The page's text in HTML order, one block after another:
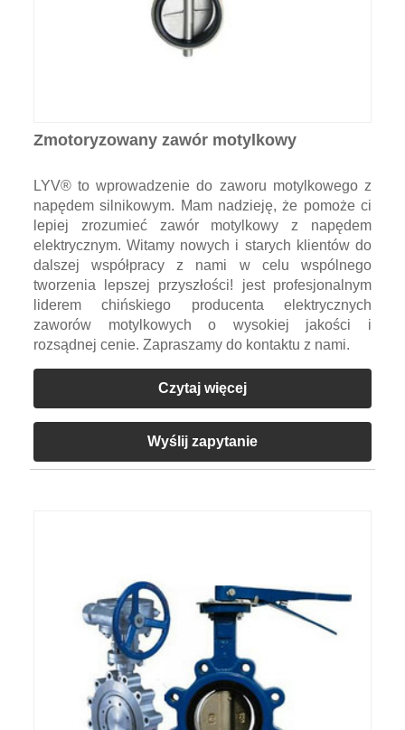
Zmotoryzowany zawór motylkowy
LYV® to wprowadzenie do zaworu motylkowego z
napędem silnikowym. Mam nadzieję, że pomoże ci
lepiej zrozumieć zawór motylkowy z napędem
elektrycznym. Witamy nowych i starych klientów do
dalszej współpracy z nami w celu wspólnego
tworzenia lepszej przyszłości! jest profesjonalnym
liderem chińskiego producenta elektrycznych
zaworów motylkowych o wysokiej jakości i
rozsądnej cenie. Zapraszamy do kontaktu z nami.
Czytaj więcej
Wyślij zapytanie